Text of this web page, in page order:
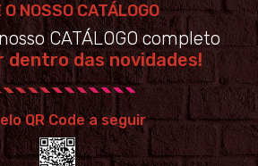
NOSSO CATÁLOGO
CATÁLOGO completo
dentro das novidades!
QR Code a seguir